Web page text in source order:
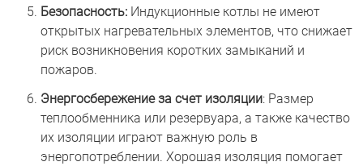
Безопасность: Индукционные котлы не имеют
открытых нагревательных элементов, что снижает
риск возникновения коротких замыканий и
пожаров.
Энергосбережение за счет изоляции: Размер
теплообменника или резервуара, а также качество
их изоляции играют важную роль в
энергопотреблении. Хорошая изоляция помогает